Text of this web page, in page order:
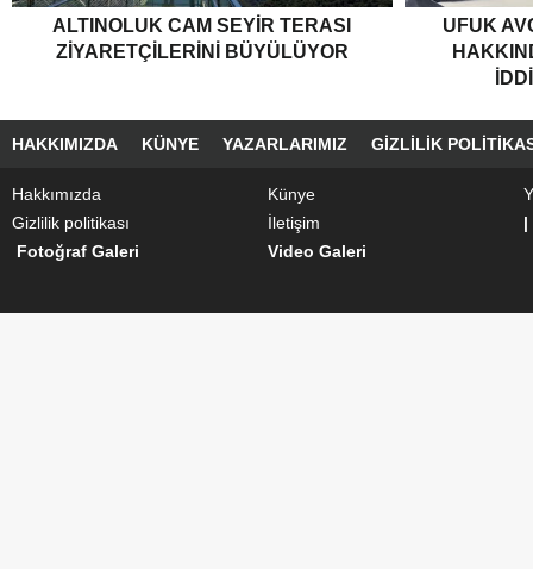
ALTINOLUK CAM SEYIR TERASI
ZIYARETÇILERINI BÜYÜLÜYOR
UFUK
HAKKIMIZDA KÜNYE YAZARLARIMIZ GIZLILIK
Hakkımızda Künye
Gizlilik politikası
İletişim
|
Fotoğraf Galeri
Video Galeri